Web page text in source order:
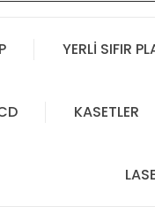
YERLİ SIFIR
KASETLER